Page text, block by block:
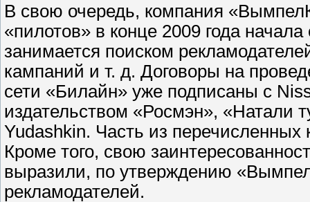
В свою очередь, компания
«пилотов» в конце 2009 года
занимается поиском
кампаний и т. д. Договоры на
сети «Билайн» уже подписаны с
издательством «Росмэн», «Натали
Yudashkin. Часть из
Кроме того, свою
выразили, по утверждению
рекламодателей.